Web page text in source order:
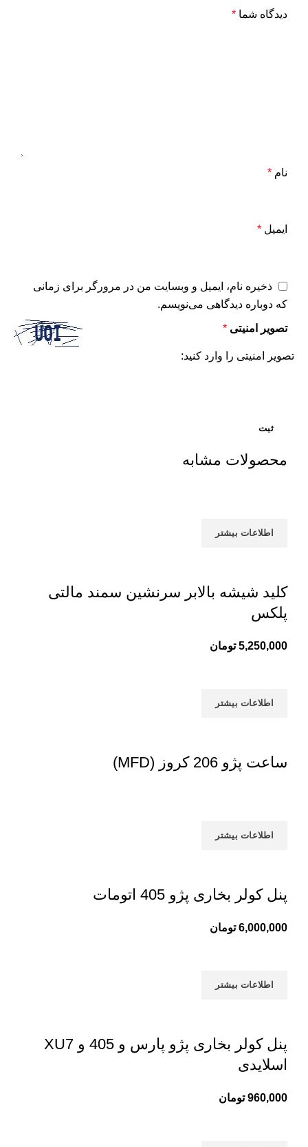
دیدگاه شما *
نام *
ایمیل *
ذخیره نام، ایمیل و وبسایت من در مرورگر برای زمانی
که دوباره دیدگاهی می‌نویسم.
تصویر امنیتی *
تصویر امنیتی را وارد کنید:
محصولات مشابه
اطلاعات بیشتر
کلید شیشه بالابر سرنشین سمند مالتی
پلکس
5,250,000 تومان
اطلاعات بیشتر
ساعت پژو 206 کروز (MFD)
اطلاعات بیشتر
پنل کولر بخاری پژو 405 اتومات
6,000,000 تومان
اطلاعات بیشتر
پنل کولر بخاری پژو پارس و 405 و XU7
اسلایدی
960,000 تومان